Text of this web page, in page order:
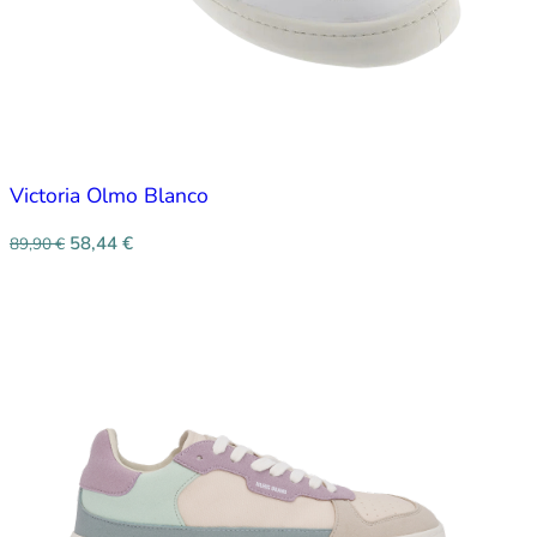
Victoria Olmo Blanco
89,90€ 58,44 €